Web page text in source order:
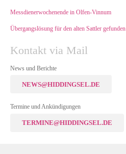
Messdienerwochenende in Olfen-Vinnum
Übergangslösung für den alten Sattler gefunden
Kontakt via Mail
News und Berichte
NEWS@HIDDINGSEL.DE
Termine und Ankündigungen
TERMINE@HIDDINGSEL.DE